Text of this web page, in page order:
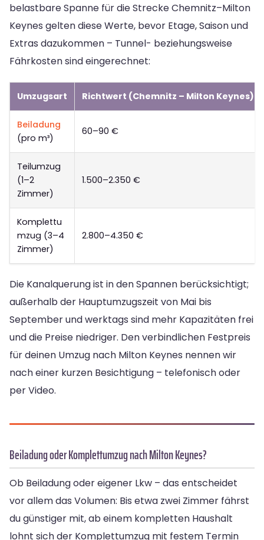
belastbare Spanne für die Strecke Chemnitz–Milton
Keynes gelten diese Werte, bevor Etage, Saison und
Extras dazukommen – Tunnel- beziehungsweise
Fährkosten sind eingerechnet:
Umzugsart Richtwert (Chemnitz – Milton Keynes)
Beiladung
(pro m³)
60–90 €
Teilumzug
(1–2
Zimmer)
1.500–2.350 €
Komplettu
mzug (3–4
Zimmer)
2.800–4.350 €
Die Kanalquerung ist in den Spannen berücksichtigt;
außerhalb der Hauptumzugszeit von Mai bis
September und werktags sind mehr Kapazitäten frei
und die Preise niedriger. Den verbindlichen Festpreis
für deinen Umzug nach Milton Keynes nennen wir
nach einer kurzen Besichtigung – telefonisch oder
per Video.
Beiladung oder Komplettumzug nach Milton Keynes?
Ob Beiladung oder eigener Lkw – das entscheidet
vor allem das Volumen: Bis etwa zwei Zimmer fährst
du günstiger mit, ab einem kompletten Haushalt
lohnt sich der Komplettumzug mit festem Termin